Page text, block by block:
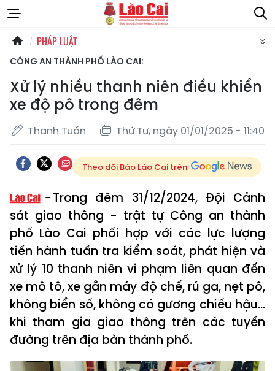
PHÁP LUẬT
CÔNG AN THÀNH PHỐ LÀO CAI:
Xử lý nhiều thanh niên điều khiển
xe độ pô trong đêm
Thanh Tuấn Thứ Tư, ngày 01/01/2025 - 11:40
Theo dõi Báo Lào Cai trên
Trong đêm 31/12/2024, Đội Cảnh
sát giao thông - trật tự Công an thành
phố Lào Cai phối hợp với các lực lượng
tiến hành tuần tra kiểm soát, phát hiện và
xử lý 10 thanh niên vi phạm liên quan đến
xe mô tô, xe gắn máy độ chế, rú ga, nẹt pô,
không biển số, không có gương chiếu hậu...
khi tham gia giao thông trên các tuyến
đường trên địa bàn thành phố.